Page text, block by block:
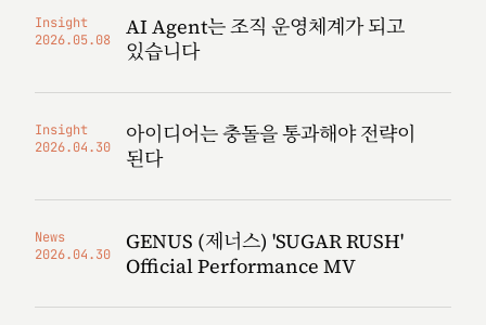
Insight
2026.05.08
AI Agent는 조직 운영체계가 되고
있습니다
Insight
2026.04.30
아이디어는 충돌을 통과해야 전략이
된다
News
2026.04.30
GENUS (제너스) 'SUGAR RUSH'
Official Performance MV